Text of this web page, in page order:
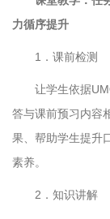
力循序提升
1．课前检测
让学生依据
答与课前预习内容
果、帮助学生提升
素养。
2．知识讲解